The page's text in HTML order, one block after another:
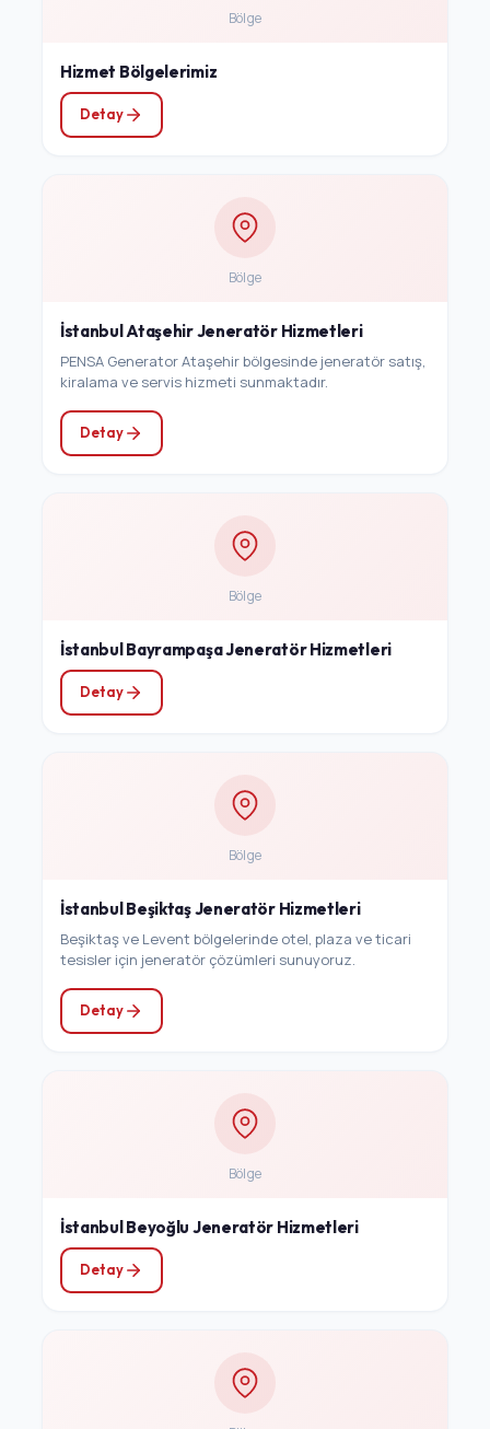
Bölge
Hizmet Bölgelerimiz
Detay
Bölge
İstanbul Ataşehir Jeneratör Hizmetleri
PENSA Generator Ataşehir bölgesinde jeneratör satış,
kiralama ve servis hizmeti sunmaktadır.
Detay
Bölge
İstanbul Bayrampaşa Jeneratör Hizmetleri
Detay
Bölge
İstanbul Beşiktaş Jeneratör Hizmetleri
Beşiktaş ve Levent bölgelerinde otel, plaza ve ticari
tesisler için jeneratör çözümleri sunuyoruz.
Detay
Bölge
İstanbul Beyoğlu Jeneratör Hizmetleri
Detay